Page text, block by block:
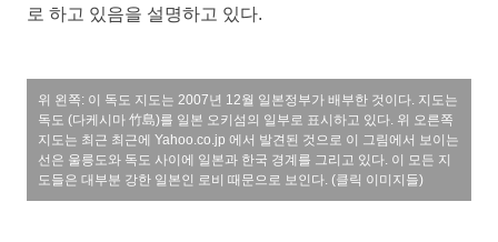
로 하고 있음을 설명하고 있다.
위 왼쪽: 이 독도 지도는 2007년 12월 일본정부가 배부한 것이다. 지도는
독도 (다케시마 竹島)를 일본 오키섬의 일부로 표시하고 있다. 위 오른쪽
지도는 최근 최근에 Yahoo.co.jp 에서 발견된 것으로 이 그림에서 보이는
선은 울릉도와 독도 사이에 일본과 한국 경계를 그리고 있다. 이 모든 지
도들은 대부분 강한 일본인 로비 때문으로 보인다. (클릭 이미지들)